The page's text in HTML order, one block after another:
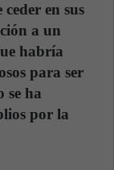
en sus
a un
habría
para ser
se ha
por la